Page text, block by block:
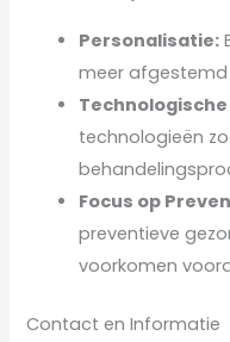
Personalisatie:
meer
technologieën
Focus op
preventieve
voorkomen
Contact en Informatie